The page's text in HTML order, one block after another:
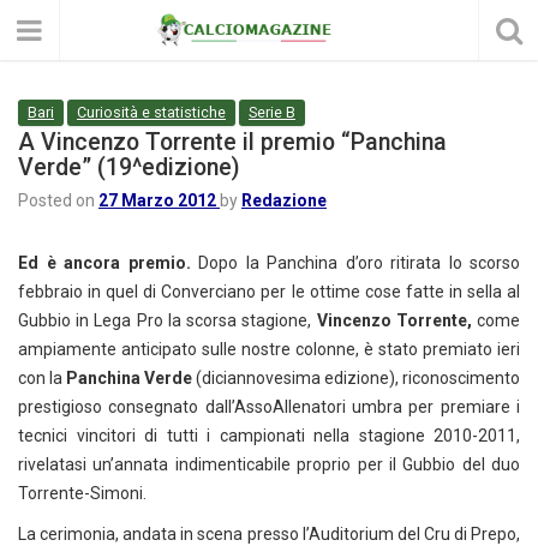
Bari Curiosità e statistiche Serie B
A Vincenzo Torrente il premio “Panchina
Verde” (19^edizione)
Posted on 27 Marzo 2012 by Redazione
Ed è ancora premio. Dopo la Panchina d’oro ritirata lo scorso
febbraio in quel di Converciano per le ottime cose fatte in sella al
Gubbio in Lega Pro la scorsa stagione, Vincenzo Torrente, come
ampiamente anticipato sulle nostre colonne, è stato premiato ieri
con la Panchina Verde(diciannovesima edizione), riconoscimento
prestigioso consegnato dall’AssoAllenatori umbra per premiare i
tecnici vincitori di tutti i campionati nella stagione 2010-2011,
rivelatasi un’annata indimenticabile proprio per il Gubbio del duo
Torrente-Simoni.
La cerimonia, andata in scena presso l’Auditorium del Cru di Prepo,